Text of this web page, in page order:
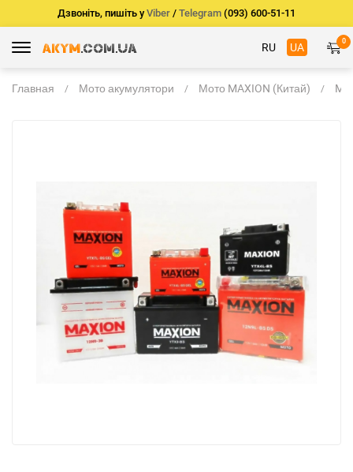
Дзвоніть, пишіть у Viber / Telegram (093) 600-51-11
RU UA 0
Главная Мото акумулятори Мото MAXION (Китай)